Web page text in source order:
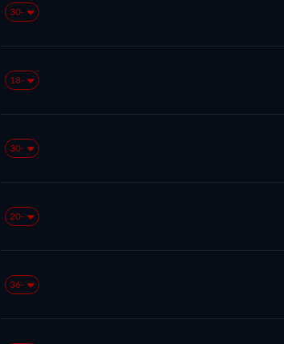
-30
-18
-30
-20
-36